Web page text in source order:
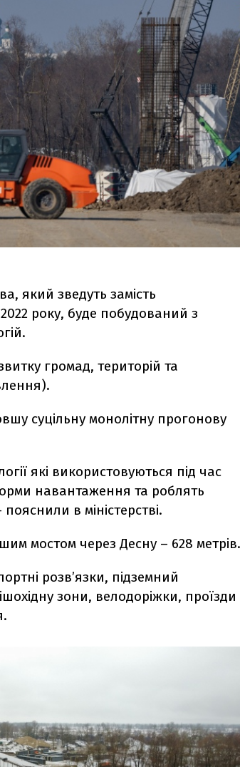
який зведуть замість
року, буде побудований з
громад, територій та
суцільну монолітну прогонову
які використовуються під час
навантаження та роблять
в міністерстві.
мостом через Десну – 628 метрів.
розв’язки, підземний
зони, велодоріжки, проїзди